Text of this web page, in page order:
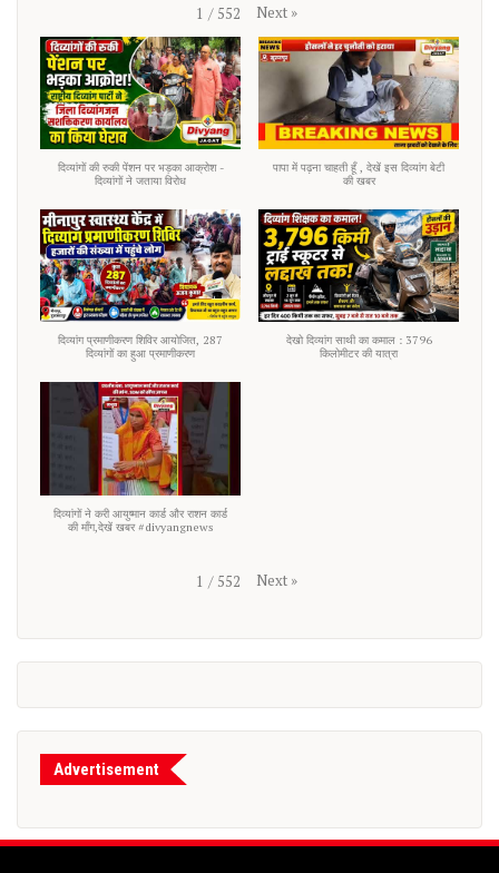
1 / 552 Next »
दिव्यांगों की रुकी पेंशन पर भड़का आक्रोश -
दिव्यांगों ने जताया विरोध
पापा में पढ़ना चाहती हूँ , देखें इस दिव्यांग बेटी
की खबर
दिव्यांग प्रमाणीकरण शिविर आयोजित, 287
दिव्यांगों का हुआ प्रमाणीकरण
देखो दिव्यांग साथी का कमाल : 3796
किलोमीटर की यात्रा
दिव्यांगों ने करी आयुष्मान कार्ड और राशन कार्ड
की माँग,देखें खबर #divyangnews
1 / 552 Next »
Advertisement